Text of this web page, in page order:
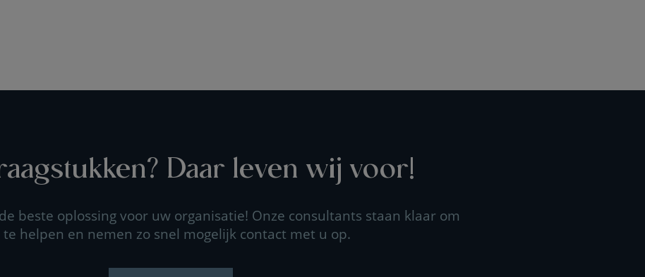
Daar leven wij voor!
beste oplossing voor uw organisatie! Onze consultants staan klaar om
te helpen en nemen zo snel mogelijk contact met u op.